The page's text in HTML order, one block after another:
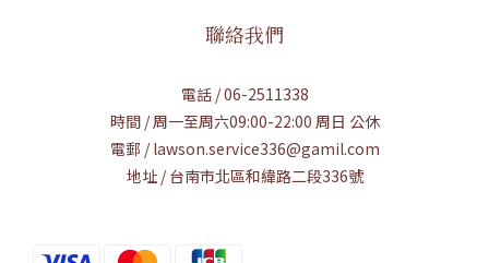
聯絡我們
電話 / 06-2511338
時間 / 周一至周六09:00-22:00 周日 公休
電郵 / lawson.service336@gamil.com
地址 / 台南市北區和緯路二段336號